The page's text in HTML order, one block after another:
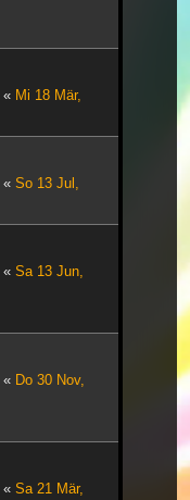
« Mi 18 Mär,
« So 13 Jul,
« Sa 13 Jun,
« Do 30 Nov,
« Sa 21 Mär,